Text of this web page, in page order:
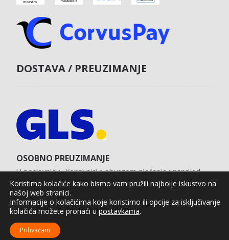
DOSTAVA / PREUZIMANJE
OSOBNO PREUZIMANJE
U poslovnici u Koprivnici s obvezom plaćanja unaprijed
karticom na web shopu.
Agro Moto Shop © 2025. Izrada web shopa:
Koristimo kolačiće kako bismo vam pružili najbolje iskustvo na
našoj web stranici.
Informacije o kolačićima koje koristimo ili opcije za isključivanje
kolačića možete pronaći u postavkama.
Prihvaćam